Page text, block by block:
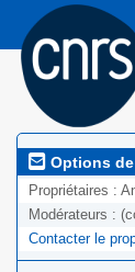
Options
Propriétaires :
Modérateurs :
Contacter le